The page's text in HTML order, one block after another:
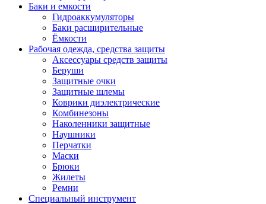
Баки и емкости
Гидроаккумуляторы
Баки расширительные
Ёмкости
Рабочая одежда, средства защиты
Аксессуары средств защиты
Беруши
Защитные очки
Защитные шлемы
Коврики диэлектрические
Комбинезоны
Наколенники защитные
Наушники
Перчатки
Маски
Брюки
Жилеты
Ремни
Специальный инструмент